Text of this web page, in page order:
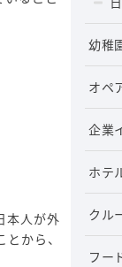
本人が外
から、
幼稚
オペ
企業
ホテ
クル
フー